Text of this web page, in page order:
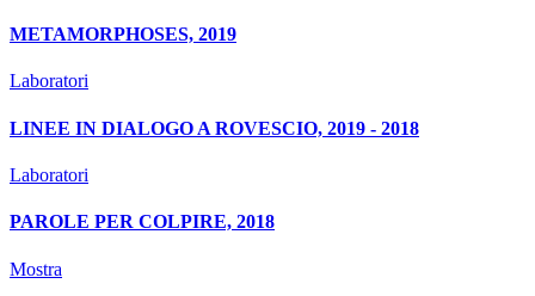
METAMORPHOSES, 2019
Laboratori
LINEE IN DIALOGO A ROVESCIO, 2019 - 2018
Laboratori
PAROLE PER COLPIRE, 2018
Mostra